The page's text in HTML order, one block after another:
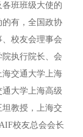
班班级大使的
有，全国政协
校友会理事会
执行院长、会
交通大学上海
大学上海高级
教授，上海交
校友总会会长